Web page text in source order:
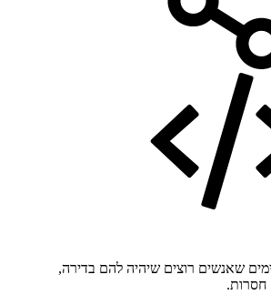
שאנשים רוצים שיהיה להם בדירה,
חסרות.